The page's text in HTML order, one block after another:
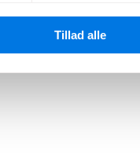
Tillad alle
der er i verden